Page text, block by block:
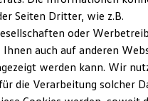
und Updates
ID.
Golf
Seiten Dritter, wie z.B.
oder
auch auf anderen
werden kann. Wir
die Verarbeitung solcher